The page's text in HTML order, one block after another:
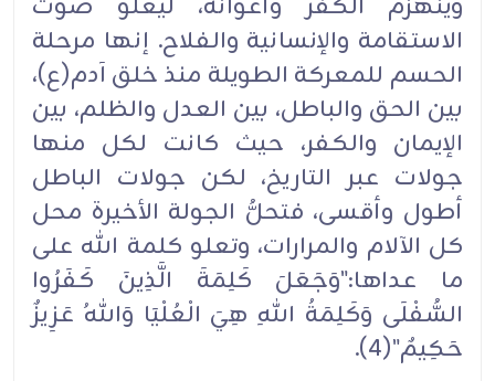
الاستقامة والإنسانية والفلاح. إنها مرحلة
الحسم للمعركة الطويلة منذ خلق آدم(ع)،
بين الحق والباطل، بين العدل والظلم، بين
الإيمان والكفر، حيث كانت لكل منها
جولات عبر التاريخ، لكن جولات الباطل
أطول وأقسى، فتحلُّ الجولة الأخيرة محل
كل الآلام والمرارات، وتعلو كلمة الله على
ما عداها:"وَجَعَلَ كَلِمَةَ الَّذِينَ كَفَرُوا
السُّفْلَى وَكَلِمَةُ اللهِ هِيَ الْعُلْيَا وَاللهُ عَزِيزٌ
حَكِيمٌ"(4).‏